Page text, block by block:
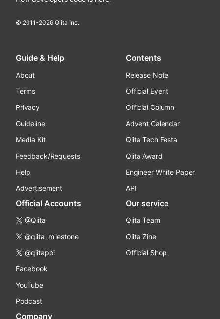
© 2011-2026 Qiita Inc.
Guide & Help
About
Terms
Privacy
Guideline
Media Kit
Feedback/Requests
Help
Advertisement
Contents
Release Note
Official Event
Official Column
Advent Calendar
Qiita Tech Festa
Qiita Award
Engineer White Paper
API
Official Accounts
@Qiita
@qiita_milestone
@qiitapoi
Facebook
YouTube
Podcast
Our service
Qiita Team
Qiita Zine
Official Shop
Company